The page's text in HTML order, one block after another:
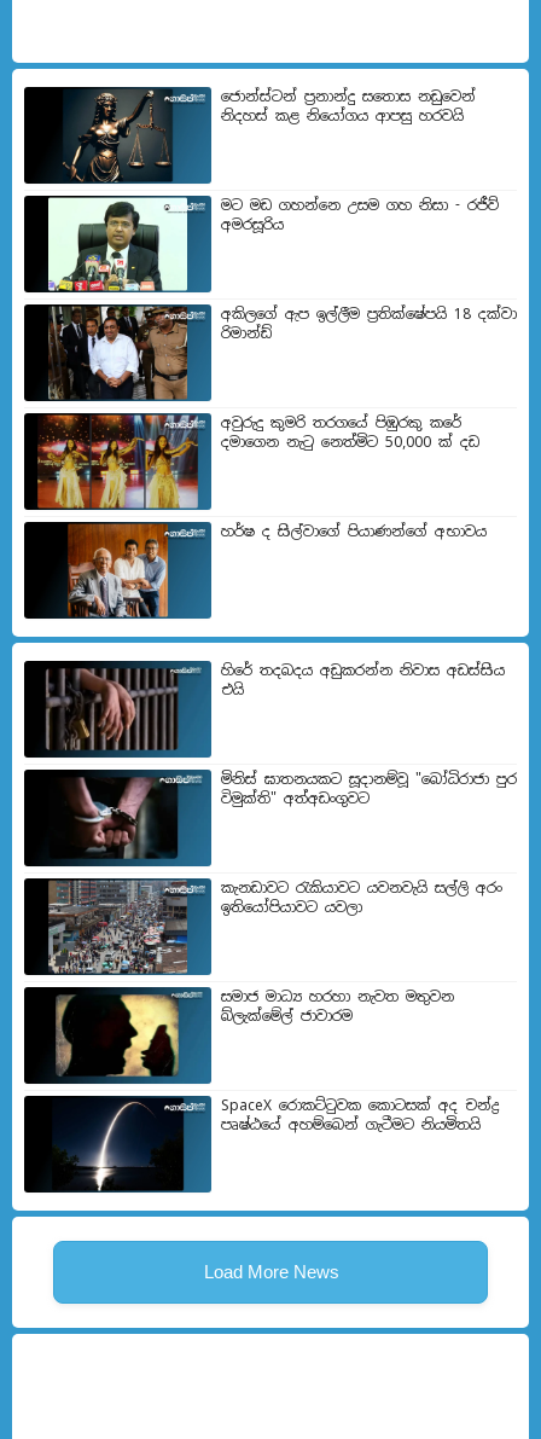
ජොන්ස්ටන් ප්‍රනාන්දු සතොස නඩුවෙන්
නිදහස් කළ නියෝගය ආපසු හරවයි
මට මඩ ගහන්නෙ උසම ගහ නිසා - රජීව්
අමරසූරිය
අකිලගේ ඇප ඉල්ලීම ප්‍රතික්ෂේපයි 18 දක්වා
රිමාන්ඩ්
අවුරුදු කුමරි තරගයේ පිඹුරකු කරේ
දමාගෙන නැටු නෙත්මිට 50,000 ක් දඩ
හර්ෂ ද සිල්වාගේ පියාණන්ගේ අභාවය
හිරේ තදබදය අඩුකරන්න නිවාස අඩස්සිය
එයි
මිනිස් ඝාතනයකට සූදානම්වූ "බෝධිරාජා පුර
විමුක්ති" අත්අඩංගුවට
කැනඩාවට රැකියාවට යවනවැයි සල්ලි අරං
ඉතියෝපියාවට යවලා
සමාජ මාධ්‍ය හරහා නැවත මතුවන
බ්ලැක්මේල් ජාවාරම
SpaceX රොකට්ටුවක කොටසක් අද චන්ද්‍ර
පෘෂ්ඨයේ අහම්බෙන් ගැටීමට නියමිතයි
Load More News